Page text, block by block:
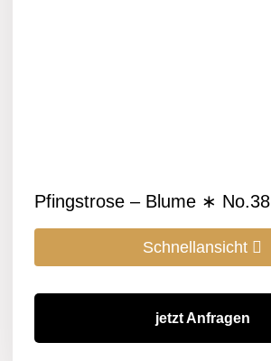
Pfingstrose – Blume ∗ No.38
Schnellansicht
jetzt Anfragen